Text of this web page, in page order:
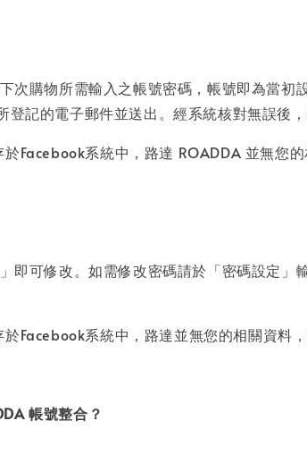
次購物所需輸入之帳號密碼，帳號即為當
記的電子郵件並送出。經系統核對無誤後
Facebook系統中，路達 ROADDA 並無您
即可修改。如需修改密碼請於「密碼設定
Facebook系統中，路達並無您的相關資料，
帳號整合？